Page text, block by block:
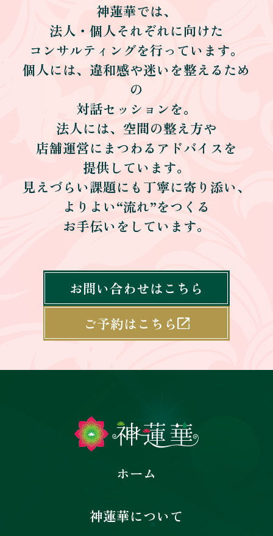
神蓮華では、
法人・個人それぞれに向けた
コンサルティングを行っています。
個人には、違和感や迷いを整えるため
の
対話セッションを。
法人には、空間の整え方や
店舗運営にまつわるアドバイスを
提供しています。
見えづらい課題にも丁寧に寄り添い、
よりよい“流れ”をつくる
お手伝いをしています。
お問い合わせはこちら
ご予約はこちら
ホーム
神蓮華について